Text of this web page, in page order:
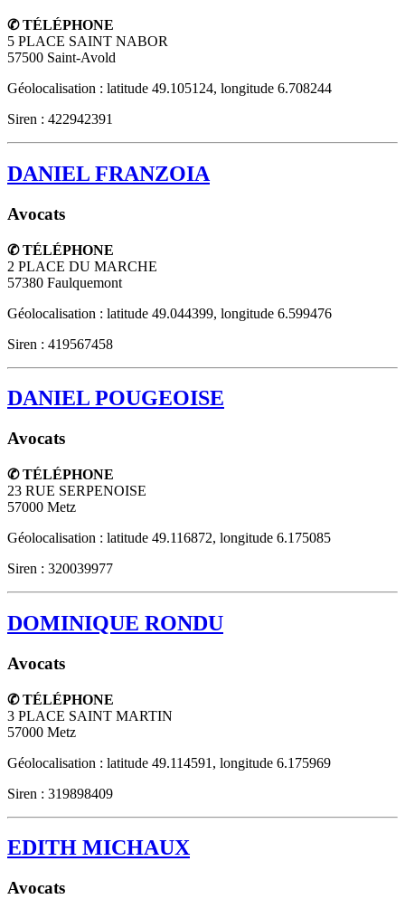
✆ TÉLÉPHONE
5 PLACE SAINT NABOR
57500 Saint-Avold
Géolocalisation : latitude 49.105124, longitude 6.708244
Siren : 422942391
DANIEL FRANZOIA
Avocats
✆ TÉLÉPHONE
2 PLACE DU MARCHE
57380 Faulquemont
Géolocalisation : latitude 49.044399, longitude 6.599476
Siren : 419567458
DANIEL POUGEOISE
Avocats
✆ TÉLÉPHONE
23 RUE SERPENOISE
57000 Metz
Géolocalisation : latitude 49.116872, longitude 6.175085
Siren : 320039977
DOMINIQUE RONDU
Avocats
✆ TÉLÉPHONE
3 PLACE SAINT MARTIN
57000 Metz
Géolocalisation : latitude 49.114591, longitude 6.175969
Siren : 319898409
EDITH MICHAUX
Avocats